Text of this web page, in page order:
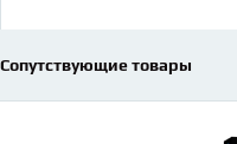
Сопутствующие товары